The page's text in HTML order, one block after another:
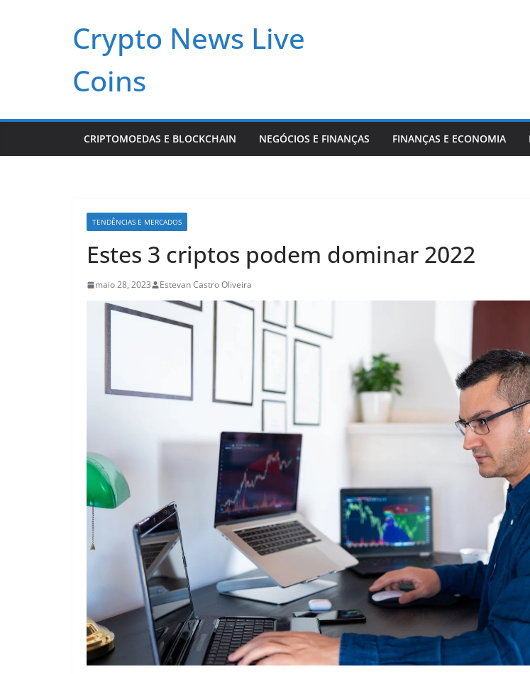
Crypto News Live
Coins
CRIPTOMOEDAS E BLOCKCHAIN NEGÓCIOS E FINANÇAS FINANÇAS E ECONOMIA
TENDÊNCIAS E MERCADOS
Estes 3 criptos podem dominar 2022
maio 28, 2023 Estevan Castro Oliveira